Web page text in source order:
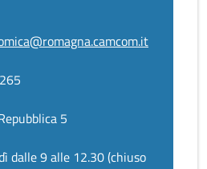
5
dalle 9 alle 12.30 (chiuso